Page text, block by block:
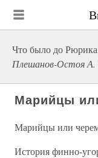
Что было до Рюрика
Плешанов-Остоя А.
Марийцы
Марийцы или
История финно-